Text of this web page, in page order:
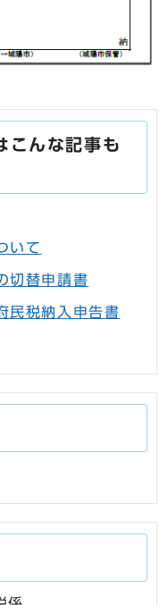
こんな記事も
いて
切替申請書
民税納入申告書